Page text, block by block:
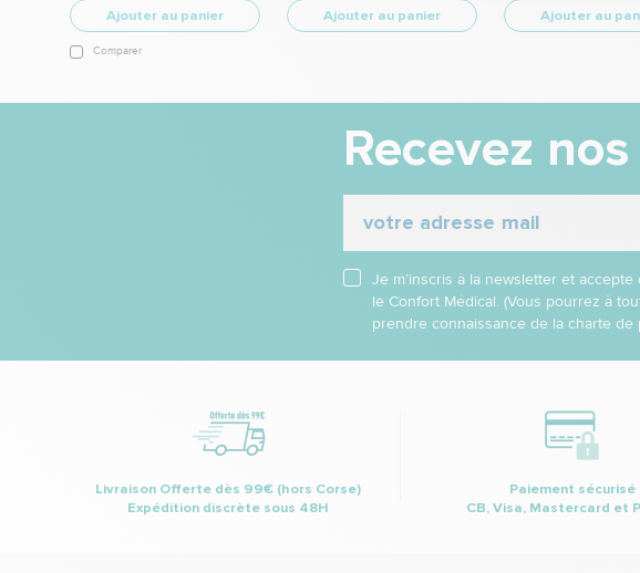
Ajouter au panier
Comparer
Ajouter au panier
Ajouter au
Recevez
Je m’inscris à la newsletter et
le Confort Médical. (Vous pourrez à
prendre connaissance de la charte
Livraison Offerte dès 99€ (hors Corse)
Expédition discrète sous 48H
Paiement sécurisé
CB, Visa, Mastercard et